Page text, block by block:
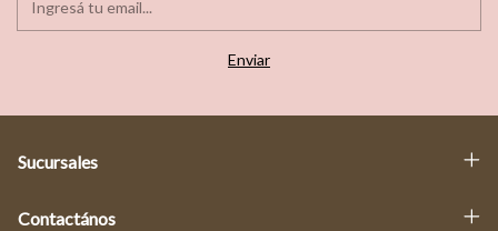
Sucursales
Contactános